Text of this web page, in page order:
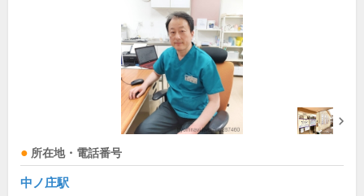
所在地・電話番号
中ノ庄駅